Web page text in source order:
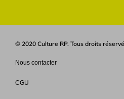
© 2020 Culture RP. Tous droits
Nous contacter
CGU